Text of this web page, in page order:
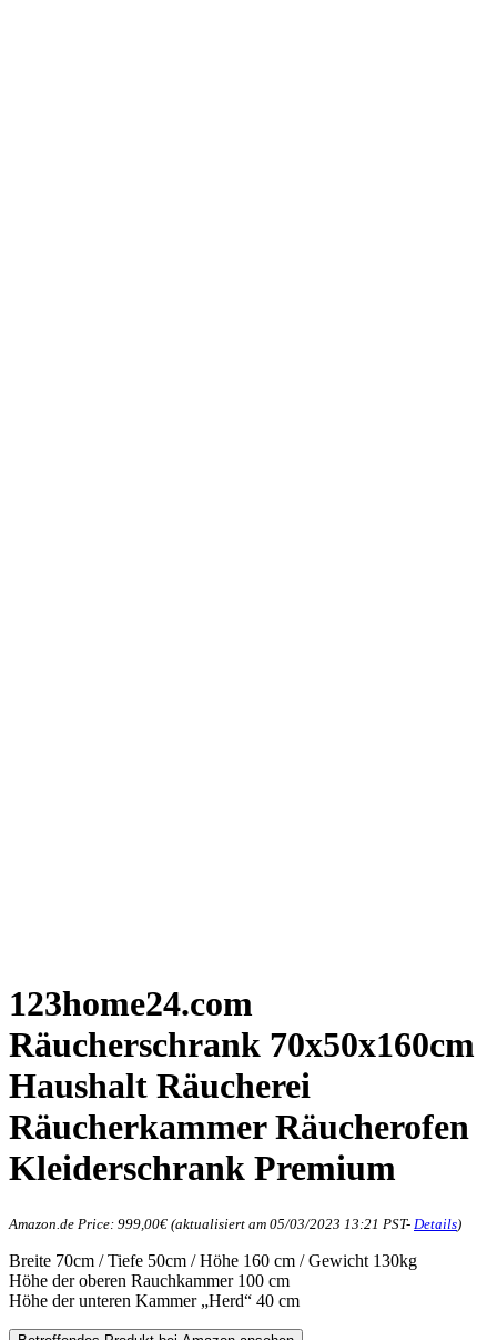
123home24.com
Räucherschrank 70x50x160cm
Haushalt Räucherei
Räucherkammer Räucherofen
Kleiderschrank Premium
Amazon.de Price: 999,00€ (aktualisiert am 05/03/2023 13:21 PST- Details)
Breite 70cm / Tiefe 50cm / Höhe 160 cm / Gewicht 130kg
Höhe der oberen Rauchkammer 100 cm
Höhe der unteren Kammer „Herd“ 40 cm